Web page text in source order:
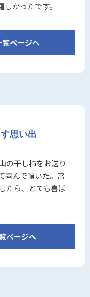
かったです。
覧ページへ
思い出
の干し柿をお送り
喜んで頂いた。常
たら、とても喜ば
ページへ